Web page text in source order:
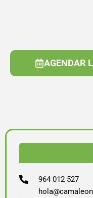
AGENDAR
964 012 527